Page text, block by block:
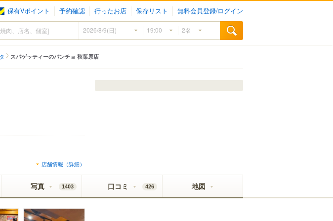
保有Vポイント 予約確認 行ったお店 保存リスト 無料会員登録/ログイン
スパゲッティーのパンチョ 秋葉原店
店舗情報（詳細）
写真 1403 口コミ 426 地図